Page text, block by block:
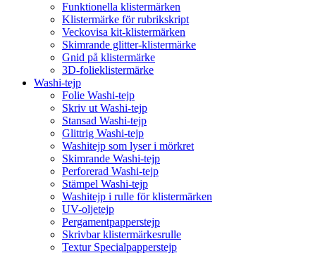
Funktionella klistermärken
Klistermärke för rubrikskript
Veckovisa kit-klistermärken
Skimrande glitter-klistermärke
Gnid på klistermärke
3D-folieklistermärke
Washi-tejp
Folie Washi-tejp
Skriv ut Washi-tejp
Stansad Washi-tejp
Glittrig Washi-tejp
Washitejp som lyser i mörkret
Skimrande Washi-tejp
Perforerad Washi-tejp
Stämpel Washi-tejp
Washitejp i rulle för klistermärken
UV-oljetejp
Pergamentpapperstejp
Skrivbar klistermärkesrulle
Textur Specialpapperstejp